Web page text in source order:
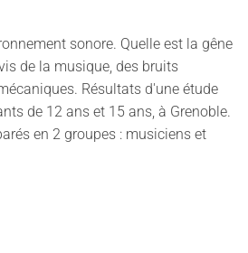
sonore. Quelle est la gêne
de la musique, des bruits
Résultats d'une étude
de 12 ans et 15 ans, à Grenoble.
en 2 groupes : musiciens et